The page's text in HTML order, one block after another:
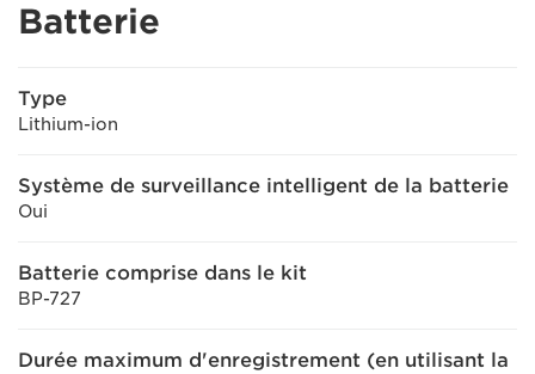
Batterie
Type
Lithium-ion
Système de surveillance intelligent de la batterie
Oui
Batterie comprise dans le kit
BP-727
Durée maximum d'enregistrement (en utilisant la